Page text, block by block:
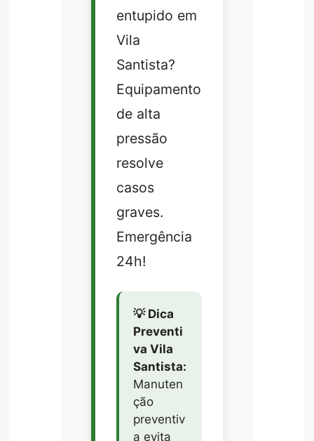
entupido em
Vila
Santista?
Equipamento
de alta
pressão
resolve
casos
graves.
Emergência
24h!
💡 Dica
Preventi
va Vila
Santista:
Manuten
ção
preventiv
a evita